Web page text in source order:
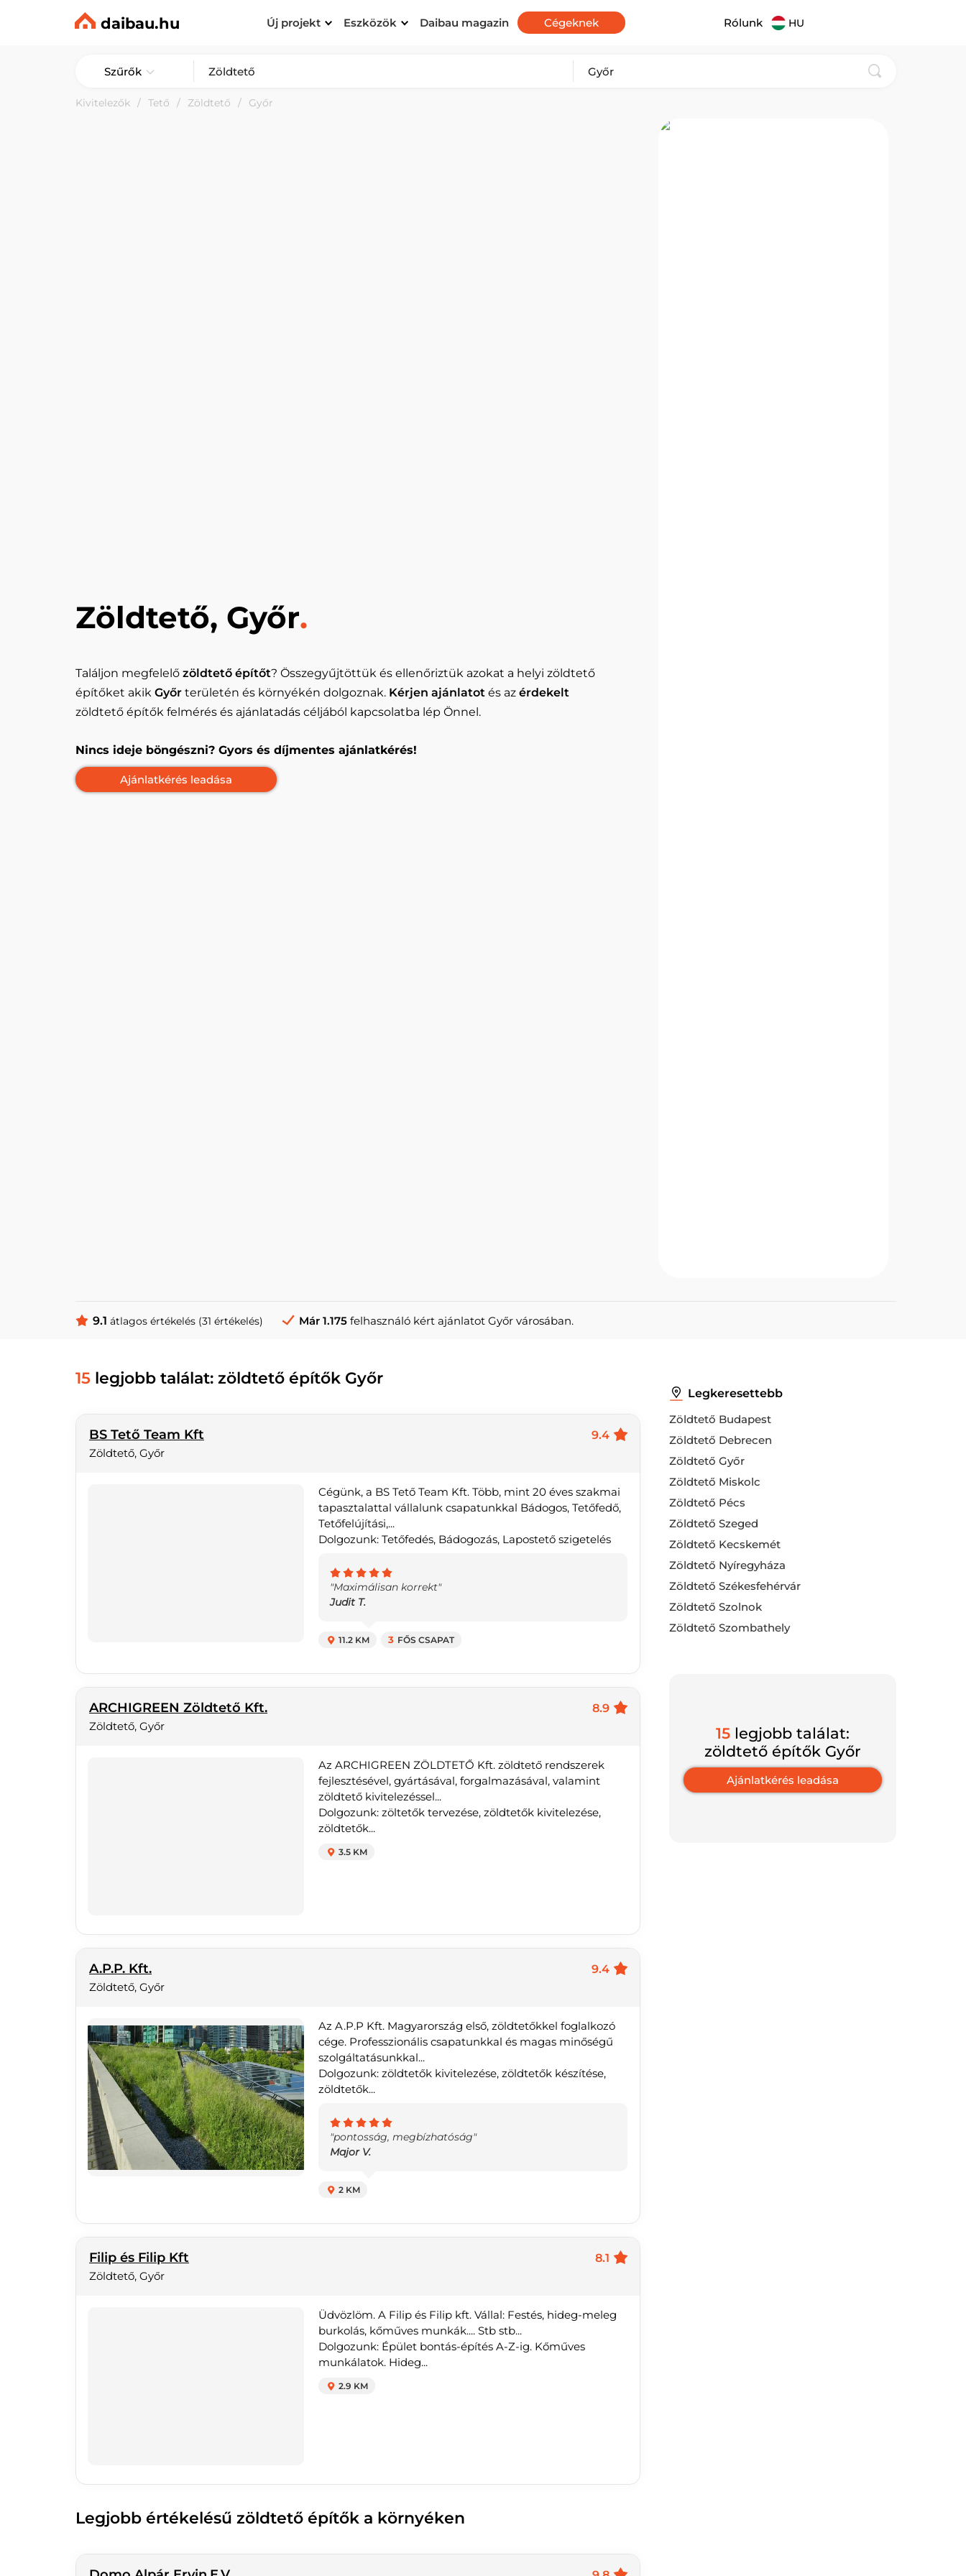
daibau.hu Új projekt Eszközök Daibau magazin Cégeknek Rólunk HU
Szűrők
Kivitelezők Tető Zöldtető Győr
Zöldtető, Győr.
Találjon megfelelőzöldtető építőt? Összegyűjtöttük és ellenőriztük azokat a helyi zöldtető
építőket akikGyőr területén és környékén dolgoznak. Kérjen ajánlatot és azérdekelt
zöldtető építők felmérés és ajánlatadás céljából kapcsolatba lép Önnel.
Nincs ideje böngészni? Gyors és díjmentes ajánlatkérés!
9.1 átlagos értékelés (31 értékelés) Már 1.175 felhasználó kért ajánlatot Győr városában.
15 legjobb találat: zöldtető építők Győr
BS Tető Team Kft
9.4
Zöldtető, Győr
Cégünk, a BS Tető Team Kft. Több, mint 20 éves szakmai
tapasztalattal vállalunk csapatunkkal Bádogos, Tetőfedő,
Tetőfelújítási,...
Dolgozunk: Tetőfedés, Bádogozás, Lapostető szigetelés
"Maximálisan korrekt"
Judit T.
11.2 KM 3 FŐS CSAPAT
ARCHIGREEN Zöldtető Kft.
8.9
Zöldtető, Győr
Az ARCHIGREEN ZÖLDTETŐ Kft. zöldtető rendszerek
fejlesztésével, gyártásával, forgalmazásával, valamint
zöldtető kivitelezéssel...
Dolgozunk: zöltetők tervezése, zöldtetők kivitelezése,
zöldtetők...
3.5 KM
A.P.P. Kft.
9.4
Zöldtető, Győr
Az A.P.P Kft. Magyarország első, zöldtetőkkel foglalkozó
cége. Professzionális csapatunkkal és magas minőségű
szolgáltatásunkkal...
Dolgozunk: zöldtetők kivitelezése, zöldtetők készítése,
zöldtetők...
"pontosság, megbízhatóság"
Major V.
2 KM
Filip és Filip Kft
8.1
Zöldtető, Győr
Üdvözlöm. A Filip és Filip kft. Vállal: Festés, hideg-meleg
burkolás, kőműves munkák.... Stb stb...
Dolgozunk: Épület bontás-építés A-Z-ig. Kőműves
munkálatok. Hideg...
2.9 KM
Legjobb értékelésű zöldtető építők a környéken
Legkeresettebb
Zöldtető Budapest
Zöldtető Debrecen
Zöldtető Győr
Zöldtető Miskolc
Zöldtető Pécs
Zöldtető Szeged
Zöldtető Kecskemét
Zöldtető Nyíregyháza
Zöldtető Székesfehérvár
Zöldtető Szolnok
Zöldtető Szombathely
15legjobb találat:
zöldtető építők Győr